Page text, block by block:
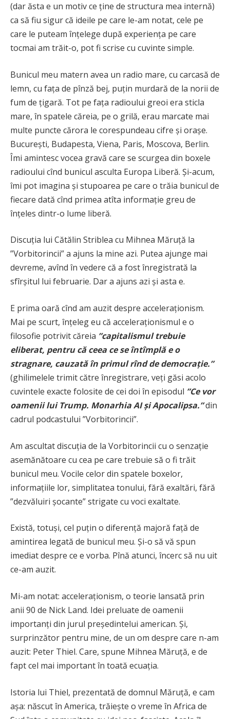
(dar ăsta e un motiv ce ține de structura mea internă)
ca să fiu sigur că ideile pe care le-am notat, cele pe
care le puteam înțelege după experiența pe care
tocmai am trăit-o, pot fi scrise cu cuvinte simple.
Bunicul meu matern avea un radio mare, cu carcasă de
lemn, cu fața de pînză bej, puțin murdară de la norii de
fum de țigară. Tot pe fața radioului greoi era sticla
mare, în spatele căreia, pe o grilă, erau marcate mai
multe puncte cărora le corespundeau cifre și orașe.
București, Budapesta, Viena, Paris, Moscova, Berlin.
Îmi amintesc vocea gravă care se scurgea din boxele
radioului cînd bunicul asculta Europa Liberă. Și-acum,
îmi pot imagina și stupoarea pe care o trăia bunicul de
fiecare dată cînd primea atîta informație greu de
înțeles dintr-o lume liberă.
Discuția lui Cătălin Striblea cu Mihnea Măruță la
”Vorbitorincii” a ajuns la mine azi. Putea ajunge mai
devreme, avînd în vedere că a fost înregistrată la
sfîrșitul lui februarie. Dar a ajuns azi și asta e.
E prima oară cînd am auzit despre acceleraționism.
Mai pe scurt, înțeleg eu că acceleraționismul e o
filosofie potrivit căreia ”capitalismul trebuie
eliberat, pentru că ceea ce se întîmplă e o
stragnare, cauzată în primul rînd de democrație.”
(ghilimelele trimit către înregistrare, veți găsi acolo
cuvintele exacte folosite de cei doi în episodul ”Ce vor
oamenii lui Trump. Monarhia AI și Apocalipsa.”din
cadrul podcastului ”Vorbitorincii”.
Am ascultat discuția de la Vorbitorincii cu o senzație
asemănătoare cu cea pe care trebuie să o fi trăit
bunicul meu. Vocile celor din spatele boxelor,
informațiile lor, simplitatea tonului, fără exaltări, fără
”dezvăluiri șocante” strigate cu voci exaltate.
Există, totuși, cel puțin o diferență majoră față de
amintirea legată de bunicul meu. Și-o să vă spun
imediat despre ce e vorba. Pînă atunci, încerc să nu uit
ce-am auzit.
Mi-am notat: acceleraționism, o teorie lansată prin
anii 90 de Nick Land. Idei preluate de oamenii
importanți din jurul președintelui american. Și,
surprinzător pentru mine, de un om despre care n-am
auzit: Peter Thiel. Care, spune Mihnea Măruță, e de
fapt cel mai important în toată ecuația.
Istoria lui Thiel, prezentată de domnul Măruță, e cam
așa: născut în America, trăiește o vreme în Africa de